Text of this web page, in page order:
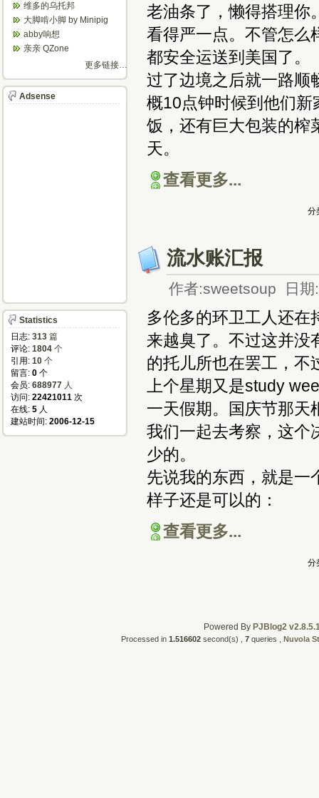
老油条了，懒得搭理你
看得严一点。不管怎么
都安全运送到美国了。
过了边境之后就一路顺
概10点钟时候到他们
饭，还有巨大包装的榨
天。
查看更多...
分
流水账汇报
作者:sweetsoup 日期
多伦多的环卫工人还在
来越臭了。不过这并没
的托儿所也在罢工，不
上个星期又是study
一天假期。国庆节那天
我们一起去考察，这个
少的。
先说我的东西，就是一
样子还是可以的：
查看更多...
分
维多的乌托邦
大脚啃小脚 by Minipig
abby响想
亲亲 QZone
更多链接…
Adsense
Statistics
日志: 313 篇
评论: 1804 个
引用: 10 个
留言: 0 个
会员: 688977 人
访问: 22421011 次
在线: 5 人
建站时间: 2006-12-15
Powered By PJBlog2
Processed in 1.516602 second(s) , 7 queries , Nuvola